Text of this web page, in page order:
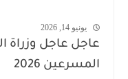
يونيو 14, 2026
عاجل عاجل وزراة
المسرعين 2026